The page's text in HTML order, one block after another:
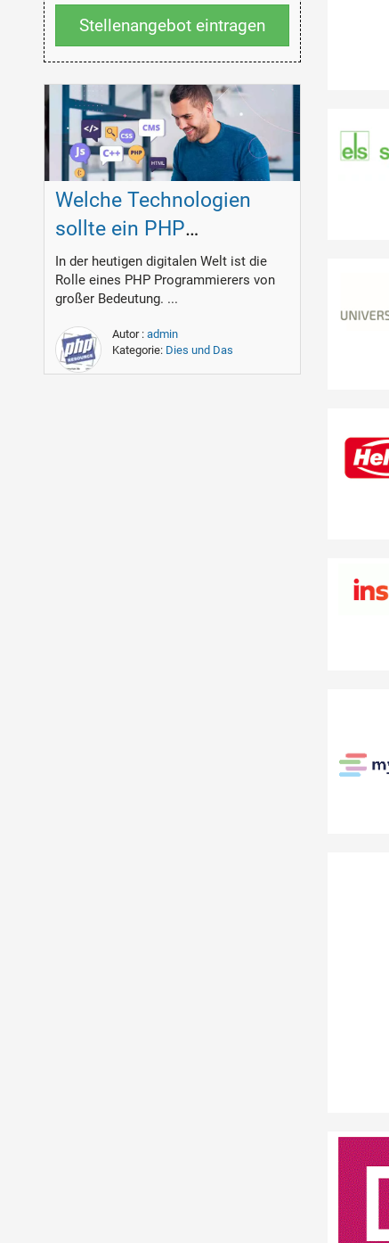
Stellenangebot eintragen
Welche Technologien
sollte ein PHP
Programmierer
beherrschen?
In der heutigen digitalen Welt ist die
Rolle eines PHP Programmierers von
großer Bedeutung. ...
Autor : admin
Kategorie: Dies und Das